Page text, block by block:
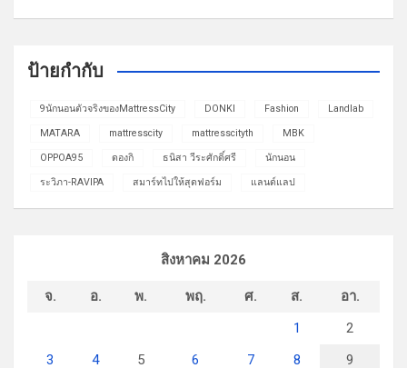
ป้ายกำกับ
9นักนอนตัวจริงของMattressCity DONKI Fashion Landlab
MATARA mattresscity mattresscityth MBK
OPPOA95 ดองกิ ธนิสา วีระศักดิ์ศรี นักนอน
ระวิภา-RAVIPA สมาร์ทไปให้สุดฟอร์ม แลนด์แลป
สิงหาคม 2026
จ. อ. พ. พฤ. ศ. ส.
อา.
1
2
3
4 5 6 7 8 9